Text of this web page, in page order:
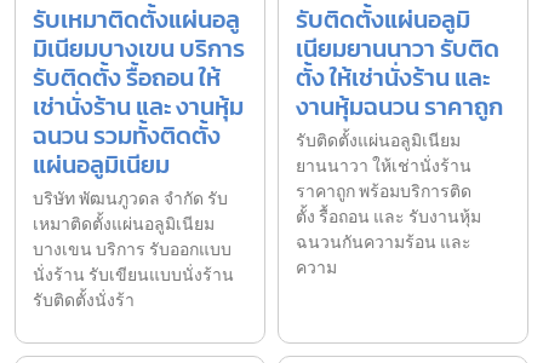
รับเหมาติดตั้งแผ่นอลู
มิเนียมบางเขน บริการ
รับติดตั้ง รื้อถอน ให้
เช่านั่งร้าน และ งานหุ้ม
ฉนวน รวมทั้งติดตั้ง
แผ่นอลูมิเนียม
บริษัท พัฒนภูวดล จำกัด รับ
เหมาติดตั้งแผ่นอลูมิเนียม
บางเขน บริการ รับออกแบบ
นั่งร้าน รับเขียนแบบนั่งร้าน
รับติดตั้งนั่งร้า
รับติดตั้งแผ่นอลูมิ
เนียมยานนาวา รับติด
ตั้ง ให้เช่านั่งร้าน และ
งานหุ้มฉนวน ราคาถูก
รับติดตั้งแผ่นอลูมิเนียม
ยานนาวา ให้เช่านั่งร้าน
ราคาถูก พร้อมบริการติด
ตั้ง รื้อถอน และ รับงานหุ้ม
ฉนวนกันความร้อน และ
ความ